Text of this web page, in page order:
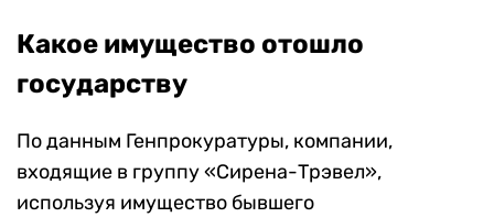
Какое имущество отошло
государству
По данным Генпрокуратуры, компании,
входящие в группу «Сирена-Трэвел»,
используя имущество бывшего